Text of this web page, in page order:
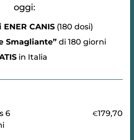
oggi:
CANIS (180 dosi)
Smagliante” di 180 giorni
in Italia
6
€179,70